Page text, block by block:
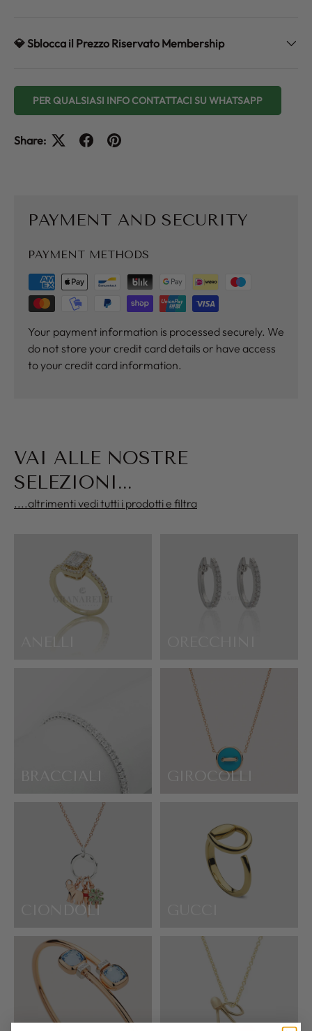
💎 Sblocca il Prezzo Riservato Membership
PER QUALSIASI INFO CONTATTACI SU WHATSAPP
Share:
PAYMENT AND SECURITY
PAYMENT METHODS
Your payment information is processed securely. We
do not store your credit card details or have access
to your credit card information.
VAI ALLE NOSTRE
SELEZIONI...
....altrimenti vedi tutti i prodotti e filtra
ANELLI
BRACCIALI GIROCOLLI
CIONDOLI